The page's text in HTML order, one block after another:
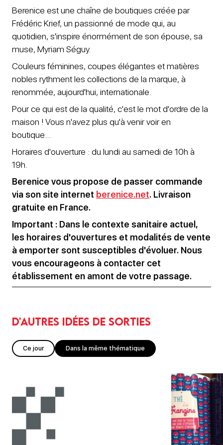
Berenice est une chaîne de boutiques créée par
Frédéric Krief, un passionné de mode qui, au
quotidien, s'inspire énormément de son épouse, sa
muse, Myriam Séguy.
Couleurs féminines, coupes élégantes et matières
nobles rythment les collections de la marque, à
renommée, aujourd'hui, internationale.
Pour ce qui est de la qualité, c'est le mot d'ordre de la
maison ! Vous n'avez plus qu'à venir voir en
boutique...
Horaires d'ouverture : du lundi au samedi de 10h à
19h.
Berenice vous propose de passer commande
via son site internet berenice.net. Livraison
gratuite en France.
Important : Dans le contexte sanitaire actuel,
les horaires d'ouvertures et modalités de vente
à emporter sont susceptibles d'évoluer. Nous
vous encourageons à contacter cet
établissement en amont de votre passage.
D'autres idées de sorties
Ce jour Dans la même thématique